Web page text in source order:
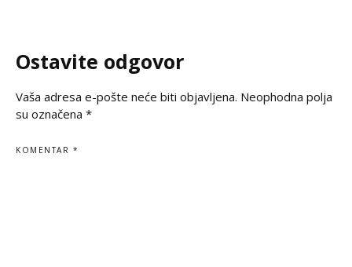
Ostavite odgovor
Vaša adresa e-pošte neće biti objavljena. Neophodna polja
su označena *
KOMENTAR *